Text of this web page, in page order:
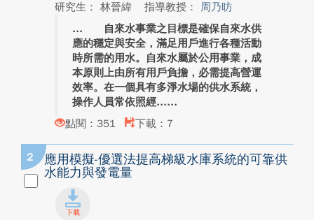
研究生： 林晉緯
指導教授： 周乃昉
自來水事業之目標是確保自來水供
應的穩定與安全，滿足用戶進行各種活動
時所需的用水。自來水屬於公用事業，成
本原則上由所有用戶負擔，必需提高營運
效率。在一個具有多淨水場的供水系統，
操作人員常依照經...
點閱：351
下載：7
2
應用模擬-優選法提高梯級水庫系統的可靠供
水能力與發電量